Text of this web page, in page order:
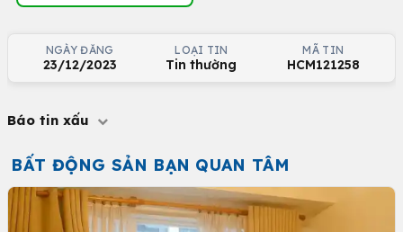
NGÀY ĐĂNG
23/12/2023
LOẠI TIN
Tin thường
MÃ TIN
HCM121258
Báo tin xấu
BẤT ĐỘNG SẢN BẠN QUAN TÂM